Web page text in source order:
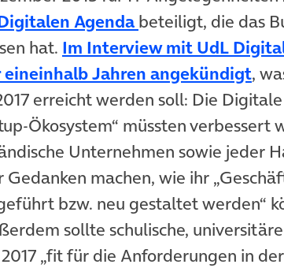
Agenda (öffnet in neuem
beteiligt, die das
hat. Im Interview mit UdL
eineinhalb Jahren angekündigt,
erreicht werden soll: Die
Ökosystem“ müssten verbessert
Unternehmen sowie jeder
machen, wie ihr
bzw. neu gestaltet werden“
sollte schulische,
„fit für die Anforderungen in